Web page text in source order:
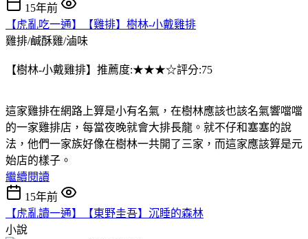
15年前
【虎亂吃一通】【雞排】樹林-小戴雞排
雞排/鹹酥雞/滷味
【樹林-小戴雞排】推薦度:★★★☆評分:75
這家雞排在網路上算是小有名氣，在樹林應該也該名氣響噹噹
的一家雞排店，每當夜晚就會大排長龍。就不仔和塞塞的說
法，他們一家族好像在樹林一共開了三家，而這家應該算是元
始店的樣子。
繼續閱讀
15年前
【虎亂讀一通】【東野圭吾】沉睡的森林
小說